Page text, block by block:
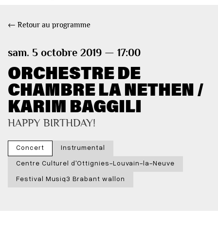
← Retour au programme
sam. 5 octobre 2019 — 17:00
ORCHESTRE DE
CHAMBRE LA NETHEN /
KARIM BAGGILI
HAPPY BIRTHDAY!
Concert
Instrumental
Centre Culturel d'Ottignies-Louvain-la-Neuve
Festival Musiq3 Brabant wallon